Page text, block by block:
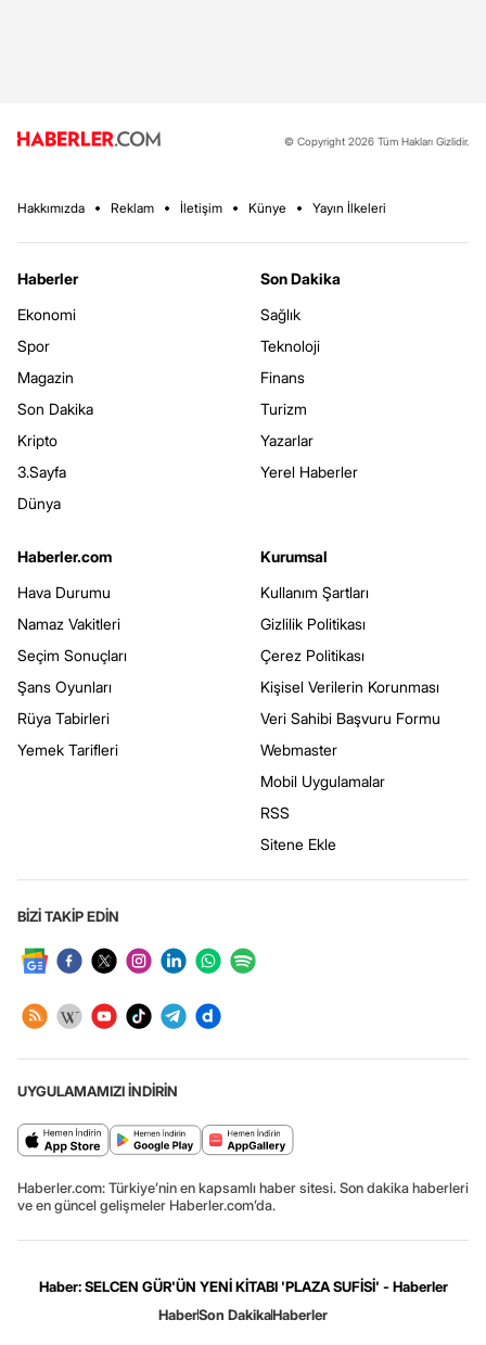
© Copyright 2026 Tüm Hakları Gizlidir.
Hakkımızda Reklam İletişim Künye Yayın İlkeleri
Haberler
Ekonomi
Spor
Magazin
Son Dakika
Kripto
3.Sayfa
Dünya
Son Dakika
Sağlık
Teknoloji
Finans
Turizm
Yazarlar
Yerel Haberler
Haberler.com
Hava Durumu
Namaz Vakitleri
Seçim Sonuçları
Şans Oyunları
Rüya Tabirleri
Yemek Tarifleri
Kurumsal
Kullanım Şartları
Gizlilik Politikası
Çerez Politikası
Kişisel Verilerin Korunması
Veri Sahibi Başvuru Formu
Webmaster
Mobil Uygulamalar
RSS
Sitene Ekle
BİZİ TAKİP EDİN
UYGULAMAMIZI İNDİRİN
Haberler.com: Türkiye’nin en kapsamlı haber sitesi. Son dakika haberleri
ve en güncel gelişmeler Haberler.com’da.
Haber: SELCEN GÜR'ÜN YENİ KİTABI 'PLAZA SUFİSİ' - Haberler
HaberSon DakikaHaberler